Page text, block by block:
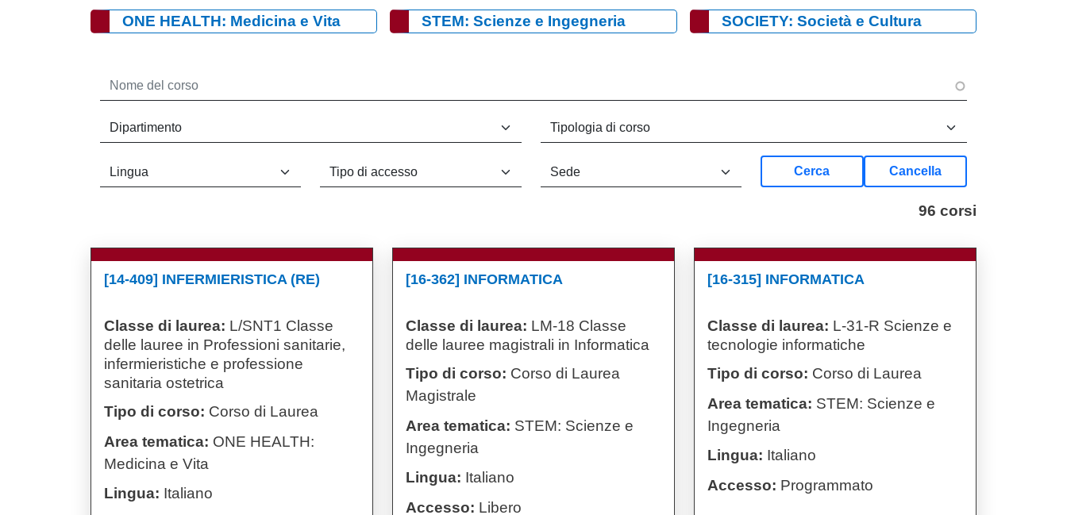
ONE HEALTH: Medicina e Vita STEM: Scienze e Ingegneria SOCIETY: Società e Cultura
Cerca Cancella
96 corsi
[14-409] INFERMIERISTICA (RE)
Classe di laurea: L/SNT1 Classe
delle lauree in Professioni sanitarie,
infermieristiche e professione
sanitaria ostetrica
Tipo di corso: Corso di Laurea
Area tematica: ONE HEALTH:
Medicina e Vita
Lingua: Italiano
[16-362] INFORMATICA
Classe di laurea: LM-18 Classe
delle lauree magistrali in Informatica
Tipo di corso: Corso di Laurea
Magistrale
Area tematica: STEM: Scienze e
Ingegneria
Lingua: Italiano
Accesso: Libero
[16-315] INFORMATICA
Classe di laurea: L-31-R Scienze e
tecnologie informatiche
Tipo di corso: Corso di Laurea
Area tematica: STEM: Scienze e
Ingegneria
Lingua: Italiano
Accesso: Programmato